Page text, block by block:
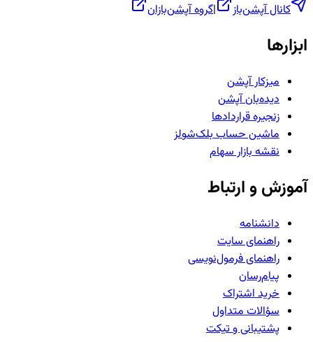
کانال آپشن‌باز
|گروه آپشن‌بازان
ابزارها
میزکار آپشن
دیده‌بان آپشن
زنجیره قراردادها
ماشین حساب بلک‌شولز
نقشه بازار سهام
آموزش و ارتباط
دانشنامه
راهنمای سایت
راهنمای فرمول‌نویسی
پیام‌رسان
خرید اشتراک
سؤالات متداول
پشتیبانی و تیکت